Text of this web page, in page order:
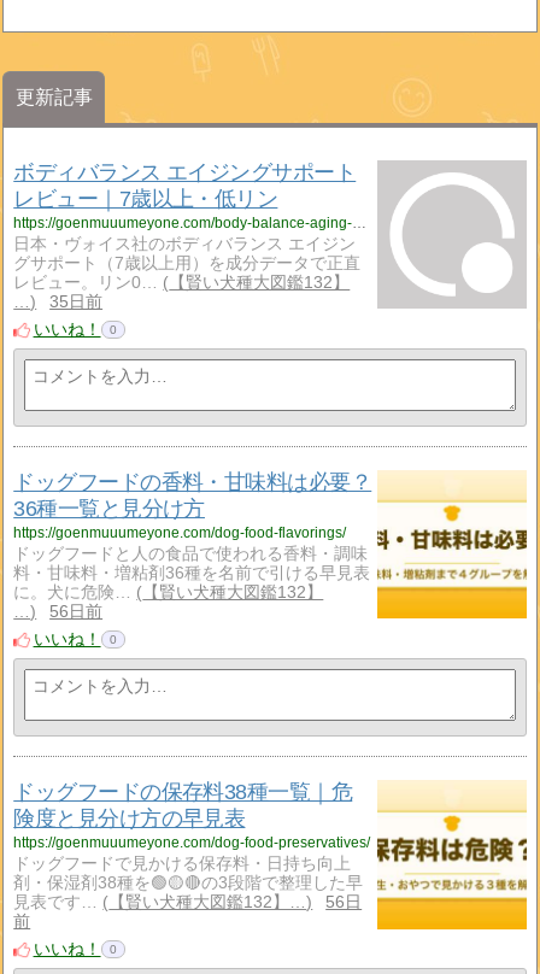
更新記事
ボディバランス エイジングサポート
レビュー｜7歳以上・低リン
日本・ヴォイス社のボディバランス エイジン
グサポート（7歳以上用）を成分データで正直
レビュー。リン0…
【賢い犬種大図鑑132】
…
35日前
いいね！
0
ドッグフードの香料・甘味料は必要？
36種一覧と見分け方
https://goenmuuumeyone.com/dog-food-flavorings/
ドッグフードと人の食品で使われる香料・調味
料・甘味料・増粘剤36種を名前で引ける早見表
に。犬に危険…
【賢い犬種大図鑑132】
…
56日前
いいね！
0
ドッグフードの保存料38種一覧｜危
険度と見分け方の早見表
https://goenmuuumeyone.com/dog-food-preservatives/
ドッグフードで見かける保存料・日持ち向上
剤・保湿剤38種を🟢🟡🔴の3段階で整理した早
見表です…
【賢い犬種大図鑑132】…
56日
前
いいね！
0